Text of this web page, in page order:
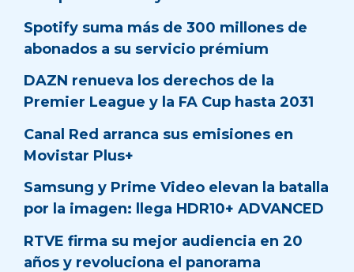
Spotify suma más de 300 millones de
abonados a su servicio prémium
DAZN renueva los derechos de la
Premier League y la FA Cup hasta 2031
Canal Red arranca sus emisiones en
Movistar Plus+
Samsung y Prime Video elevan la batalla
por la imagen: llega HDR10+ ADVANCED
RTVE firma su mejor audiencia en 20
años y revoluciona el panorama